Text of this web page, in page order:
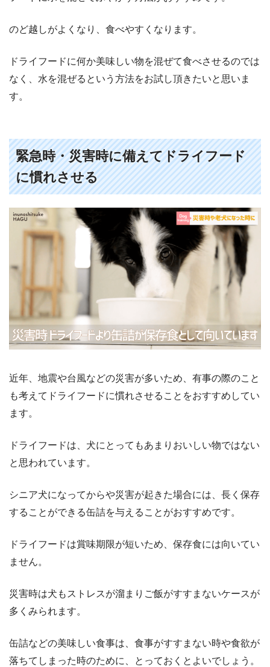
のど越しがよくなり、食べやすくなります。
ドライフードに何か美味しい物を混ぜて食べさせるのでは
なく、水を混ぜるという方法をお試し頂きたいと思いま
す。
緊急時・災害時に備えてドライフード
に慣れさせる
近年、地震や台風などの災害が多いため、有事の際のこと
も考えてドライフードに慣れさせることをおすすめしてい
ます。
ドライフードは、犬にとってもあまりおいしい物ではない
と思われています。
シニア犬になってからや災害が起きた場合には、長く保存
することができる缶詰を与えることがおすすめです。
ドライフードは賞味期限が短いため、保存食には向いてい
ません。
災害時は犬もストレスが溜まりご飯がすすまないケースが
多くみられます。
缶詰などの美味しい食事は、食事がすすまない時や食欲が
落ちてしまった時のために、とっておくとよいでしょう。